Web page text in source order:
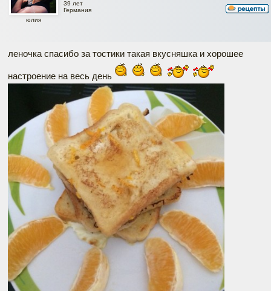
юлия
39 лет
Германия
леночка спасибо за тостики такая вкусняшка и хорошее
настроение на весь день